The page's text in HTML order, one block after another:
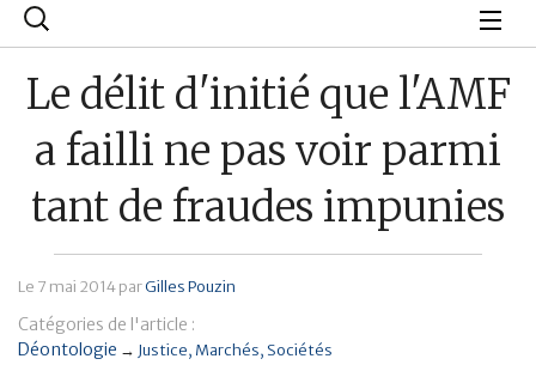
Rechercher
Déontologie
Bourse
Patrimoine
Immobilier
Le délit d'initié que l'AMF
a failli ne pas voir parmi
tant de fraudes impunies
Le 7 mai 2014parGilles Pouzin
Catégories de l'article :
Déontologie → Justice Marchés Sociétés